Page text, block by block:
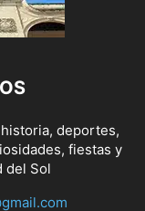
deportes,
fiestas y
del Sol